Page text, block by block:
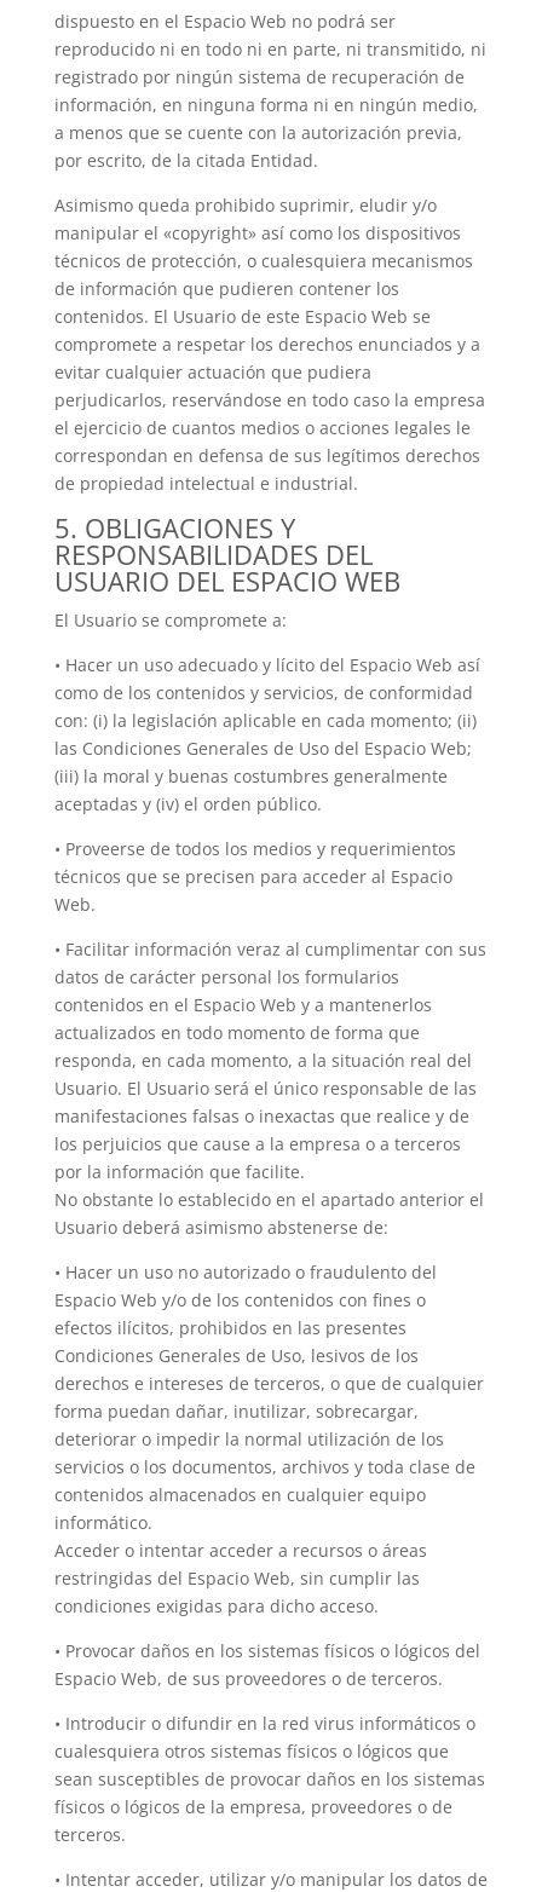
dispuesto en el Espacio Web no podrá ser
reproducido ni en todo ni en parte, ni transmitido, ni
registrado por ningún sistema de recuperación de
información, en ninguna forma ni en ningún medio,
a menos que se cuente con la autorización previa,
por escrito, de la citada Entidad.
Asimismo queda prohibido suprimir, eludir y/o
manipular el «copyright» así como los dispositivos
técnicos de protección, o cualesquiera mecanismos
de información que pudieren contener los
contenidos. El Usuario de este Espacio Web se
compromete a respetar los derechos enunciados y a
evitar cualquier actuación que pudiera
perjudicarlos, reservándose en todo caso la empresa
el ejercicio de cuantos medios o acciones legales le
correspondan en defensa de sus legítimos derechos
de propiedad intelectual e industrial.
5. OBLIGACIONES Y
RESPONSABILIDADES DEL
USUARIO DEL ESPACIO WEB
El Usuario se compromete a:
• Hacer un uso adecuado y lícito del Espacio Web así
como de los contenidos y servicios, de conformidad
con: (i) la legislación aplicable en cada momento; (ii)
las Condiciones Generales de Uso del Espacio Web;
(iii) la moral y buenas costumbres generalmente
aceptadas y (iv) el orden público.
• Proveerse de todos los medios y requerimientos
técnicos que se precisen para acceder al Espacio
Web.
• Facilitar información veraz al cumplimentar con sus
datos de carácter personal los formularios
contenidos en el Espacio Web y a mantenerlos
actualizados en todo momento de forma que
responda, en cada momento, a la situación real del
Usuario. El Usuario será el único responsable de las
manifestaciones falsas o inexactas que realice y de
los perjuicios que cause a la empresa o a terceros
por la información que facilite.
No obstante lo establecido en el apartado anterior el
Usuario deberá asimismo abstenerse de:
• Hacer un uso no autorizado o fraudulento del
Espacio Web y/o de los contenidos con fines o
efectos ilícitos, prohibidos en las presentes
Condiciones Generales de Uso, lesivos de los
derechos e intereses de terceros, o que de cualquier
forma puedan dañar, inutilizar, sobrecargar,
deteriorar o impedir la normal utilización de los
servicios o los documentos, archivos y toda clase de
contenidos almacenados en cualquier equipo
informático.
Acceder o intentar acceder a recursos o áreas
restringidas del Espacio Web, sin cumplir las
condiciones exigidas para dicho acceso.
• Provocar daños en los sistemas físicos o lógicos del
Espacio Web, de sus proveedores o de terceros.
• Introducir o difundir en la red virus informáticos o
cualesquiera otros sistemas físicos o lógicos que
sean susceptibles de provocar daños en los sistemas
físicos o lógicos de la empresa, proveedores o de
terceros.
• Intentar acceder, utilizar y/o manipular los datos de